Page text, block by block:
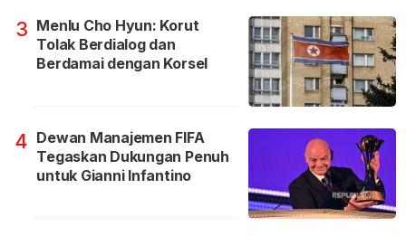
3 Menlu Cho Hyun: Korut
Tolak Berdialog dan
Berdamai dengan Korsel
4 Dewan Manajemen FIFA
Tegaskan Dukungan Penuh
untuk Gianni Infantino